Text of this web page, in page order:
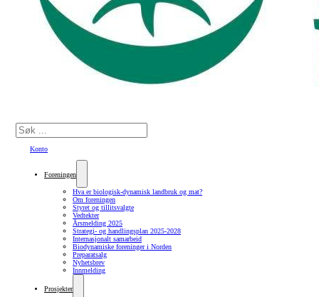
Søk
Konto
Foreningen
Hva er biologisk-dynamisk landbruk og mat?
Om foreningen
Styret og tillitsvalgte
Vedtekter
Årsmelding 2025
Strategi- og handlingsplan 2025-2028
Internasjonalt samarbeid
Biodynamiske foreninger i Norden
Preparatsalg
Nyhetsbrev
Innmelding
Prosjekter